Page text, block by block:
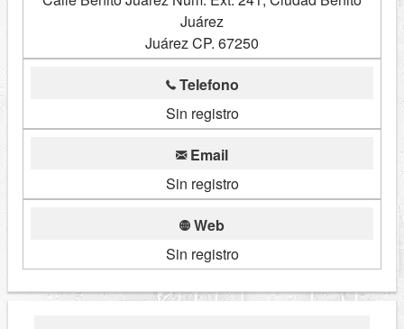
Juárez
Juárez CP. 67250
Telefono
Sin registro
Email
Sin registro
Web
Sin registro